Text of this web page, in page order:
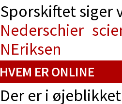
Sporskiftet
Nederschier
NEriksen
HVEM ER ONLINE
Der er i